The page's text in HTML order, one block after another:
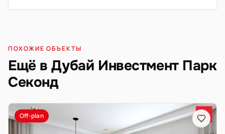
ПОХОЖИЕ ОБЪЕКТЫ
Ещё в Дубай Инвестмент Парк
Секонд
Off-plan